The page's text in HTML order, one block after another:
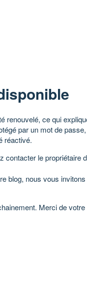
renouvelé, ce qui
par un mot de passe,
réactivé.
contacter le propriétaire
blog, nous vous
Merci de votre